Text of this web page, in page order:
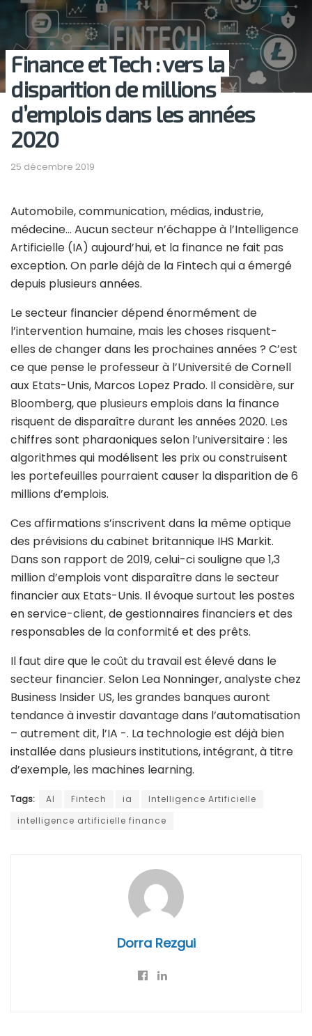
Finance et Tech : vers la
disparition de millions
d’emplois dans les années
2020
25 décembre 2019
Automobile, communication, médias, industrie,
médecine… Aucun secteur n’échappe à l’Intelligence
Artificielle (IA) aujourd’hui, et la finance ne fait pas
exception. On parle déjà de la Fintech qui a émergé
depuis plusieurs années.
Le secteur financier dépend énormément de
l’intervention humaine, mais les choses risquent-
elles de changer dans les prochaines années ? C’est
ce que pense le professeur à l’Université de Cornell
aux Etats-Unis, Marcos Lopez Prado. Il considère, sur
Bloomberg, que plusieurs emplois dans la finance
risquent de disparaître durant les années 2020. Les
chiffres sont pharaoniques selon l’universitaire : les
algorithmes qui modélisent les prix ou construisent
les portefeuilles pourraient causer la disparition de 6
millions d’emplois.
Ces affirmations s’inscrivent dans la même optique
des prévisions du cabinet britannique IHS Markit.
Dans son rapport de 2019, celui-ci souligne que 1,3
million d’emplois vont disparaître dans le secteur
financier aux Etats-Unis. Il évoque surtout les postes
en service-client, de gestionnaires financiers et des
responsables de la conformité et des prêts.
Il faut dire que le coût du travail est élevé dans le
secteur financier. Selon Lea Nonninger, analyste chez
Business Insider US, les grandes banques auront
tendance à investir davantage dans l’automatisation
– autrement dit, l’IA -. La technologie est déjà bien
installée dans plusieurs institutions, intégrant, à titre
d’exemple, les machines learning.
Tags: AI Fintech ia
Intelligence Artificielle
intelligence artificielle finance
Dorra Rezgui